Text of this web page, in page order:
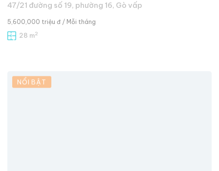
5,600,000 triệu đ / Mỗi tháng
28 m2